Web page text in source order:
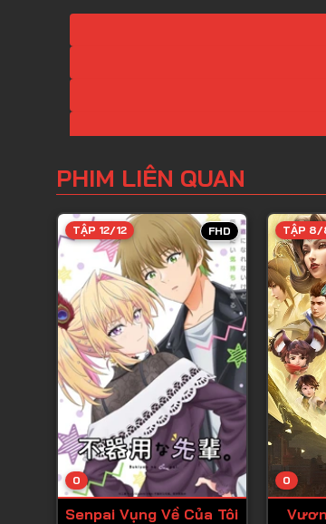
PHIM LIÊN QUAN
FHD
0
TẬP 12/12
Senpai Vụng Về Của Tôi
0
TẬP 8/